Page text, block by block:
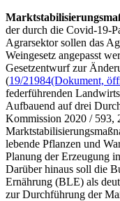
der durch die Covid-19-
Agrarsektor sollen das
Weingesetz angepasst
Gesetzentwurf zur
(19/21984(Dokument,
federführenden
Aufbauend auf drei
Kommission 2020 / 593,
lebende Pflanzen und
Planung der Erzeugung
Darüber hinaus soll die
Ernährung (BLE) als
zur Durchführung der